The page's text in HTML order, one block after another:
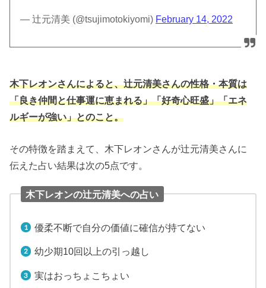
— 辻元清美 (@tsujimotokiyomi) February 14, 2022
木下レオンさんによると、辻元清美さんの性格・本質は
「良き仲間と仕事運に恵まれる」「好奇心旺盛」「エネ
ルギーが強い」とのこと。
その特徴を踏まえて、木下レオンさんが辻元清美さんに
伝えた占い結果は次の5点です。
木下レオンの辻元清美への占い
優柔不断で自分の価値に確信が持てない
幼少期10回以上の引っ越し
実はおっちょこちょい